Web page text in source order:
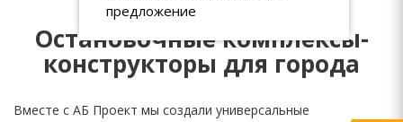
Остановочные комплексы-
конструкторы для города
Вместе с АБ Проект мы создали универсальные
предложение